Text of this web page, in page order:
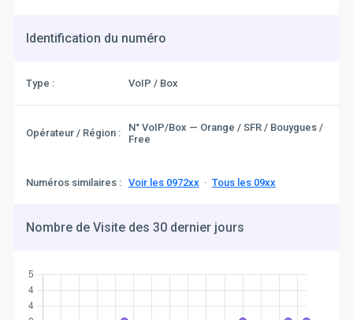
Identification du numéro
Type : VoIP / Box
Opérateur / Région :
N° VoIP/Box — Orange / SFR / Bouygues /
Free
Numéros similaires : Voir les 0972xx· Tous les 09xx
Nombre de Visite des 30 dernier jours